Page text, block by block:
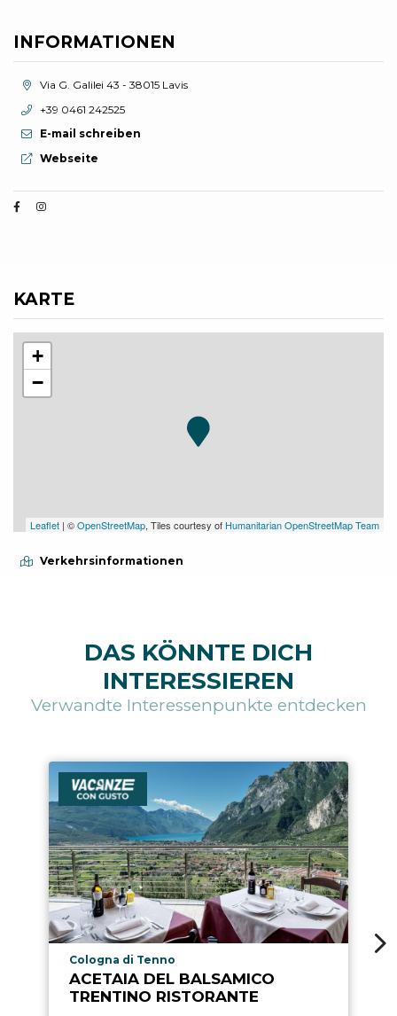
INFORMATIONEN
aria.location:
Via G. Galilei 43 - 38015 Lavis
aria.phone:
+39 0461 242525
E-mail schreiben
aria.website:
Webseite
KARTE
+
−
Leaflet | ©OpenStreetMap, Tiles courtesy of Humanitarian OpenStreetMap Team
Verkehrsinformationen
DAS KÖNNTE DICH
INTERESSIEREN
Verwandte Interessenpunkte entdecken
aria.poi_location_prefix
Cologna di Tenno
ACETAIA DEL BALSAMICO
TRENTINO RISTORANTE